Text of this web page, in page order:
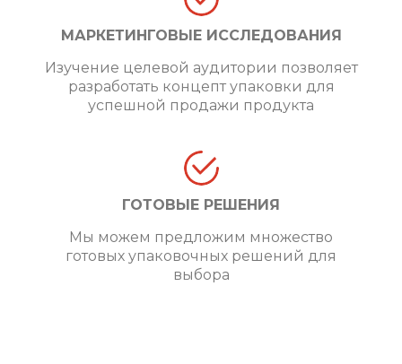
МАРКЕТИНГОВЫЕ ИССЛЕДОВАНИЯ
Изучение целевой аудитории позволяет
разработать концепт упаковки для
успешной продажи продукта
ГОТОВЫЕ РЕШЕНИЯ
Мы можем предложим множество
готовых упаковочных решений для
выбора